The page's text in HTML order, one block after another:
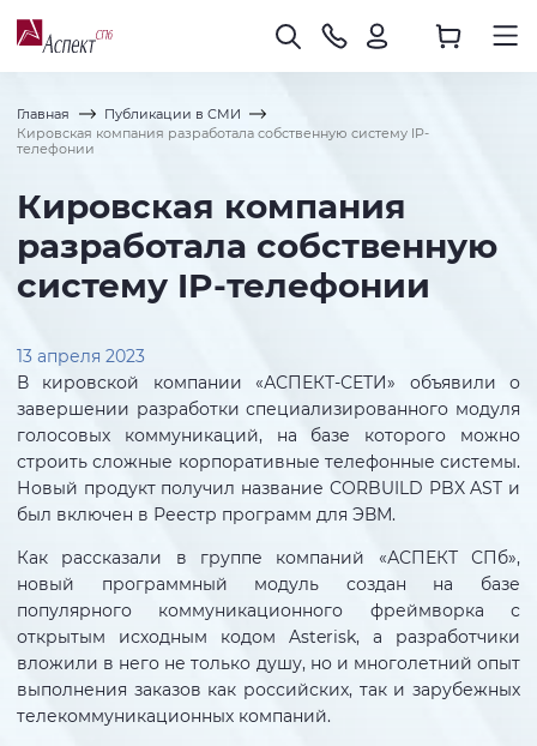
Главная
Публикации в СМИ
Кировская компания разработала собственную систему IP-
телефонии
Кировская компания
разработала собственную
систему IP-телефонии
13 апреля 2023
В кировской компании «АСПЕКТ-СЕТИ» объявили о
завершении разработки специализированного модуля
голосовых коммуникаций, на базе которого можно
строить сложные корпоративные телефонные системы.
Новый продукт получил название CORBUILD PBX AST и
был включен в Реестр программ для ЭВМ.
Как рассказали в группе компаний «АСПЕКТ СПб»,
новый программный модуль создан на базе
популярного коммуникационного фреймворка с
открытым исходным кодом Asterisk, а разработчики
вложили в него не только душу, но и многолетний опыт
выполнения заказов как российских, так и зарубежных
телекоммуникационных компаний.